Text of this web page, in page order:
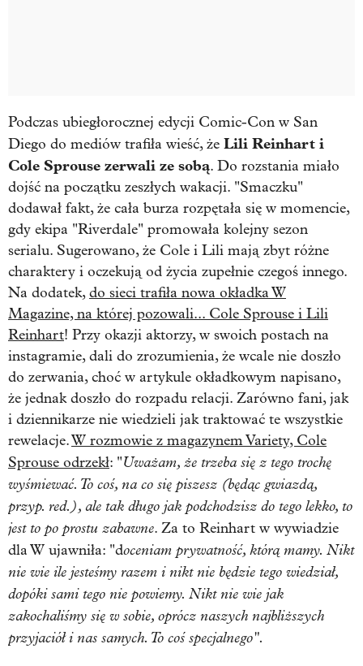
Podczas ubiegłorocznej edycji Comic-Con w San
Diego do mediów trafiła wieść, że Lili Reinhart i
Cole Sprouse zerwali ze sobą. Do rozstania miało
dojść na początku zeszłych wakacji. "Smaczku"
dodawał fakt, że cała burza rozpętała się w momencie,
gdy ekipa "Riverdale" promowała kolejny sezon
serialu. Sugerowano, że Cole i Lili mają zbyt różne
charaktery i oczekują od życia zupełnie czegoś innego.
Na dodatek,do sieci trafiła nowa okładka W
Magazine, na której pozowali... Cole Sprouse i Lili
Reinhart! Przy okazji aktorzy, w swoich postach na
instagramie, dali do zrozumienia, że wcale nie doszło
do zerwania, choć w artykule okładkowym napisano,
że jednak doszło do rozpadu relacji. Zarówno fani, jak
i dziennikarze nie wiedzieli jak traktować te wszystkie
rewelacje.W rozmowie z magazynem Variety, Cole
Sprouse odrzekł: "Uważam, że trzeba się z tego trochę
wyśmiewać. To coś, na co się piszesz (będąc gwiazdą,
przyp. red.), ale tak długo jak podchodzisz do tego lekko, to
jest to po prostu zabawne. Za to Reinhart w wywiadzie
dla W ujawniła: "doceniam prywatność, którą mamy. Nikt
nie wie ile jesteśmy razem i nikt nie będzie tego wiedział,
dopóki sami tego nie powiemy. Nikt nie wie jak
zakochaliśmy się w sobie, oprócz naszych najbliższych
przyjaciół i nas samych. To coś specjalnego".